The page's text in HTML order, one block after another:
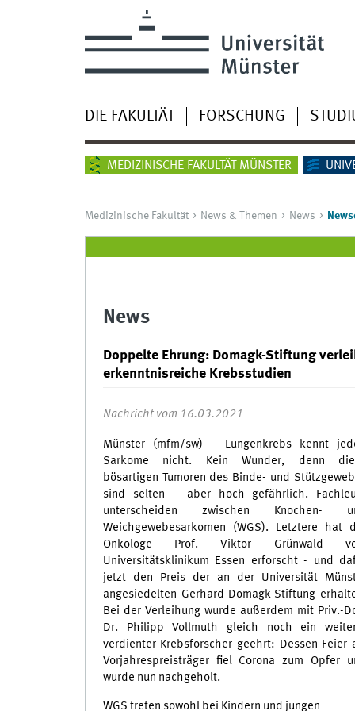
DIE FAKULTÄT FORSCHUNG
MEDIZINISCHE FAKULTÄT MÜNSTER
Medizinische Fakultät News & Themen News
News
Doppelte Ehrung: Domagk-Stiftung
erkenntnisreiche Krebsstudien
Nachricht vom 16.03.2021
Münster (mfm/sw) – Lungenkrebs kennt
Sarkome nicht. Kein Wunder, denn
bösartigen Tumoren des Binde- und
sind selten – aber hoch gefährlich.
unterscheiden zwischen Knochen-
Weichgewebesarkomen (WGS). Letztere hat
Onkologe Prof. Viktor Grünwald
Universitätsklinikum Essen erforscht - und
jetzt den Preis der an der Universität
angesiedelten Gerhard-Domagk-Stiftung
Bei der Verleihung wurde außerdem mit Priv.-
Dr. Philipp Vollmuth gleich noch ein
verdienter Krebsforscher geehrt: Dessen Feier
Vorjahrespreisträger fiel Corona zum Opfer
wurde nun nachgeholt.
WGS treten sowohl bei Kindern und jungen